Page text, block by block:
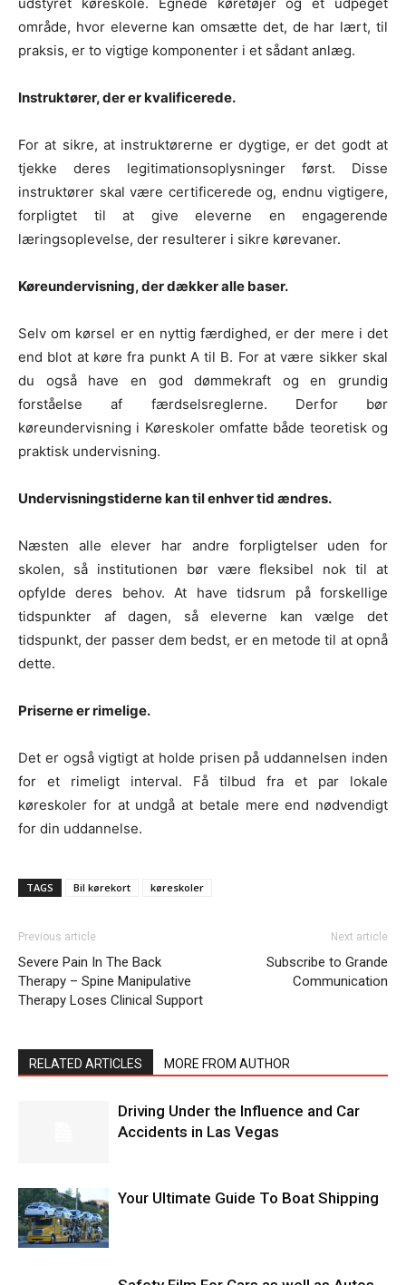
område, hvor eleverne kan omsætte det, de har lært, til
praksis, er to vigtige komponenter i et sådant anlæg.
Instruktører, der er kvalificerede.
For at sikre, at instruktørerne er dygtige, er det godt at
tjekke deres legitimationsoplysninger først. Disse
instruktører skal være certificerede og, endnu vigtigere,
forpligtet til at give eleverne en engagerende
læringsoplevelse, der resulterer i sikre kørevaner.
Køreundervisning, der dækker alle baser.
Selv om kørsel er en nyttig færdighed, er der mere i det
end blot at køre fra punkt A til B. For at være sikker skal
du også have en god dømmekraft og en grundig
forståelse af færdselsreglerne. Derfor bør
køreundervisning i Køreskoler omfatte både teoretisk og
praktisk undervisning.
Undervisningstiderne kan til enhver tid ændres.
Næsten alle elever har andre forpligtelser uden for
skolen, så institutionen bør være fleksibel nok til at
opfylde deres behov. At have tidsrum på forskellige
tidspunkter af dagen, så eleverne kan vælge det
tidspunkt, der passer dem bedst, er en metode til at opnå
dette.
Priserne er rimelige.
Det er også vigtigt at holde prisen på uddannelsen inden
for et rimeligt interval. Få tilbud fra et par lokale
køreskoler for at undgå at betale mere end nødvendigt
for din uddannelse.
TAGS Bil kørekort køreskoler
Previous article
Severe Pain In The Back
Therapy – Spine Manipulative
Therapy Loses Clinical Support
Next article
Subscribe to Grande
Communication
RELATED ARTICLES MORE FROM AUTHOR
Driving Under the Influence and Car
Accidents in Las Vegas
Your Ultimate Guide To Boat Shipping